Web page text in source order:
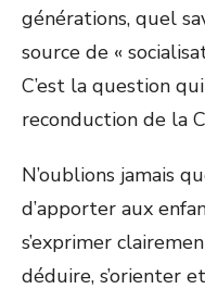
générations, quel
source de «
C’est la question
reconduction de la
N’oublions jamais
d’apporter aux
s’exprimer
déduire, s’orienter